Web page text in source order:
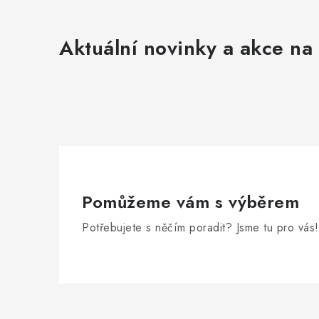
Aktuální novinky a akce na
Pomůžeme vám s výběrem
Potřebujete s něčím poradit? Jsme tu pro vás!